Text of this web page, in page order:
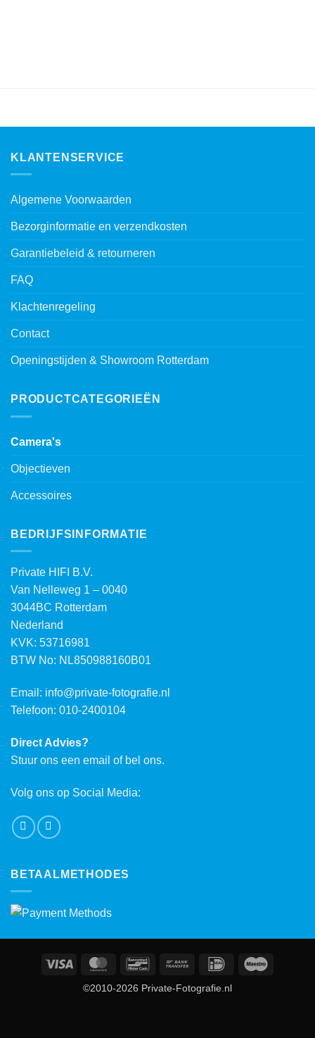
KLANTENSERVICE
Algemene Voorwaarden
Bezorginformatie en verzendkosten
Garantiebeleid & retourneren
FAQ
Klachtenregeling
Contact
Openingstijden & Showroom Rotterdam
PRODUCTCATEGORIEËN
Camera's
Objectieven
Accessoires
BEDRIJFSINFORMATIE
Private HIFI B.V.
Van Nelleweg 1 – 0040
3044BC Rotterdam
Nederland
KVK: 53716981
BTW No: NL850988160B01
Email: info@private-fotografie.nl
Telefoon: 010-2400104
Direct Advies?
Stuur ons een email of bel ons.
Volg ons op Social Media:
BETAALMETHODES
Visa MasterCardBancontactBank
IDeal
©2010-2026 Private-Fotografie.nl